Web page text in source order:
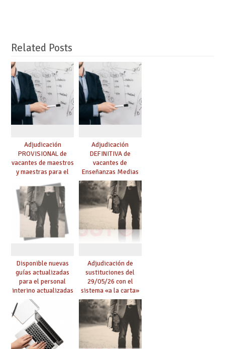
Related Posts
Adjudicación
PROVISIONAL de
vacantes de maestros
y maestras para el
curso 26-27
Adjudicación
DEFINITIVA de
vacantes de
Enseñanzas Medias
para el curso 26-27
Disponible nuevas
guías actualizadas
para el personal
interino actualizadas
para el curso 26/27
Adjudicación de
sustituciones del
29/05/26 con el
sistema «a la carta»
conseguido con el
Acuerdo de Mejoras